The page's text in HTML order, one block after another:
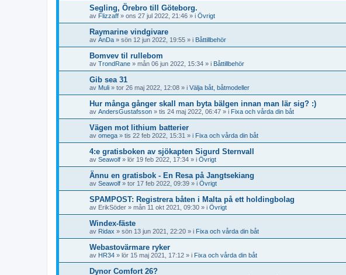
Segling, Örebro till Göteborg.
av Flizzaff » ons 27 jul 2022, 21:46 » i Övrigt
Raymarine vindgivare
av AnDa » sön 12 jun 2022, 19:55 » i Båttillbehör
Bomvev til rullebom
av TrondRane » mån 06 jun 2022, 15:34 » i Båttillbehör
Gib sea 31
av Muli » tor 26 maj 2022, 12:08 » i Välja båt, båtmodeller
Hur många gånger skall man byta bälgen innan man lär sig? :)
av AndersGustafsson » tis 24 maj 2022, 06:47 » i Fixa och vårda din båt
Vägen mot lithium batterier
av omega » tis 22 feb 2022, 15:31 » i Fixa och vårda din båt
4:e gratisboken av sjökapten Sigurd Sternvall
av Seawolf » lör 19 feb 2022, 17:34 » i Övrigt
Ännu en gratisbok - En Resa på Jangtsekiang
av Seawolf » tor 17 feb 2022, 09:39 » i Övrigt
SPAMPOST: Registrera båten i Malta på ett holdingbolag
av ErikSöder » mån 11 okt 2021, 09:30 » i Övrigt
Windex-fäste
av Ridax » sön 13 jun 2021, 22:20 » i Fixa och vårda din båt
Webastovärmare ryker
av HR34 » lör 15 maj 2021, 17:12 » i Fixa och vårda din båt
Dynor Comfort 26?